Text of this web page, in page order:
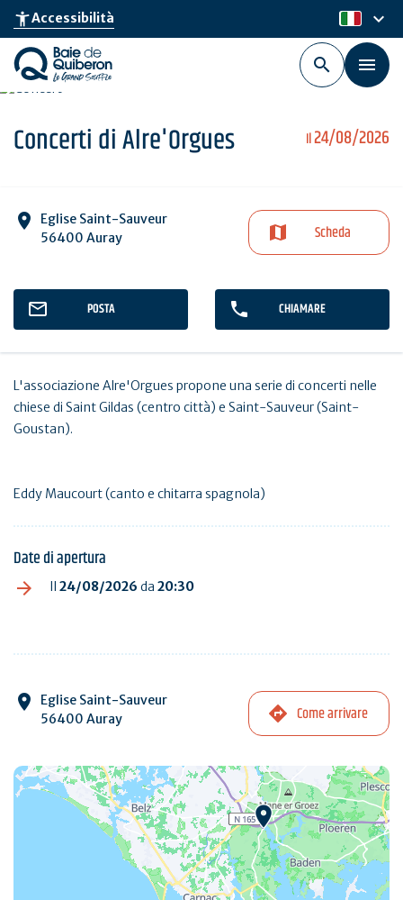
Skip
main
content
accessibility_newAccessibilità it
keyboard_arrow_down
Il24/08/2026
Concerti di Alre'Orgues
Eglise Saint-Sauveur
56400 Auray
Scheda
POSTA CHIAMARE
L'associazione Alre'Orgues propone una serie di concerti nelle
chiese di Saint Gildas (centro città) e Saint-Sauveur (Saint-
Goustan).
Eddy Maucourt (canto e chitarra spagnola)
Date di apertura
Il 24/08/2026 da 20:30
Eglise Saint-Sauveur
56400 Auray
Come arrivare